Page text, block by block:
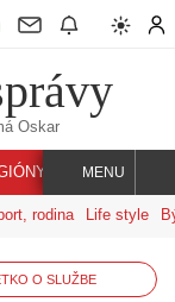
Oskar
INDEX SVET
MENU
rodina Life style
O SLUŽBE